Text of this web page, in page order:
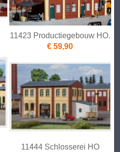
11423 Productiegebouw HO.
€ 59,90
11444 Schlosserei HO